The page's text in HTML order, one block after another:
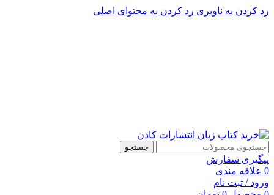
رد کردن به ناوبری رد کردن به محتوای اصلی
جستجو
پیگیری سفارش
0 علاقه مندی
ورود / ثبت نام